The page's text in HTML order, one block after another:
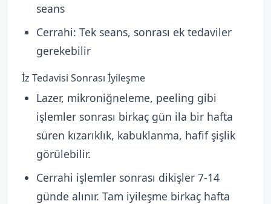
seans
Cerrahi: Tek seans, sonrası ek tedaviler
gerekebilir
İz Tedavisi Sonrası İyileşme
Lazer, mikroniğneleme, peeling gibi
işlemler sonrası birkaç gün ila bir hafta
süren kızarıklık, kabuklanma, hafif şişlik
görülebilir.
Cerrahi işlemler sonrası dikişler 7-14
günde alınır. Tam iyileşme birkaç hafta